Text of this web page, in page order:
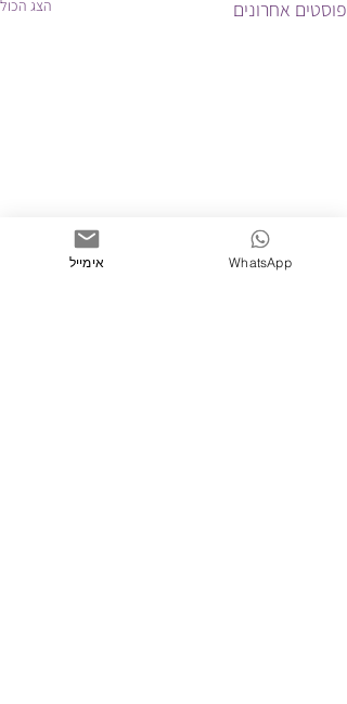
פוסטים אחרונים הצג הכול
אימייל WhatsApp